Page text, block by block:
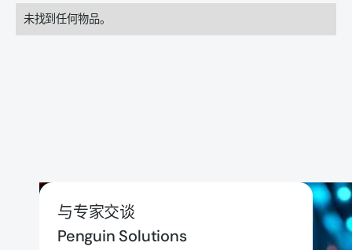
未找到任何物品。
与专家交谈
Penguin Solutions